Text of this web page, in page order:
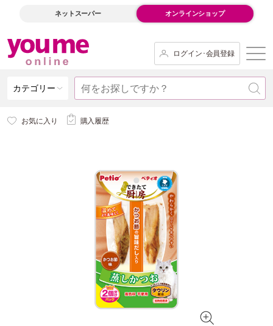
ネットスーパー オンラインショップ
ログイン･会員登録
カテゴリー
お気に入り 購入履歴